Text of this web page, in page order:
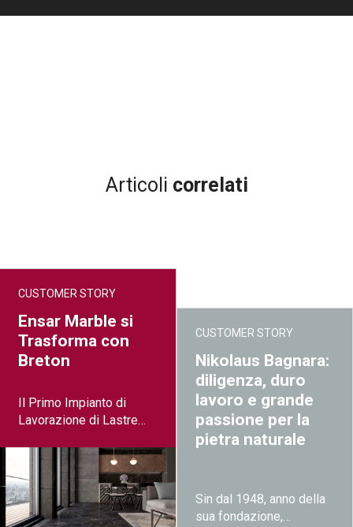
Articoli correlati
CUSTOMER STORY
Ensar Marble si
Trasforma con
Breton
Il Primo Impianto di
Lavorazione di Lastre
Integrato al Mondo
CUSTOMER STORY
Nikolaus Bagnara:
diligenza, duro
lavoro e grande
passione per la
pietra naturale
Sin dal 1948, anno della
sua fondazione,